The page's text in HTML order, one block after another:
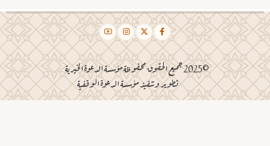
©2025 جميع الحقوق محفوظة مؤسسة الدعوة الخيرية
تطوير وتنفيذ مؤسسة الدعوة الوقفية